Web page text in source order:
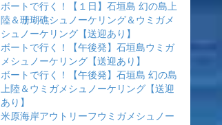
ボートで行く！【１日】石垣島 幻の島上
陸＆珊瑚礁シュノーケリング＆ウミガメ
シュノーケリング【送迎あり】
ボートで行く！【午後発】石垣島ウミガ
メシュノーケリング【送迎あり】
ボートで行く！【午後発】石垣島 幻の島
上陸＆ウミガメシュノーケリング【送迎
あり】
米原海岸アウトリーフウミガメシュノー